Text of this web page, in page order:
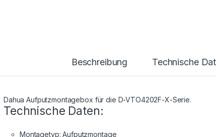
Beschreibung Technische
Dahua Aufputzmontagebox für die D-VTO4202F-X-Serie.
Technische Daten:
Montagetyp: Aufputzmontage